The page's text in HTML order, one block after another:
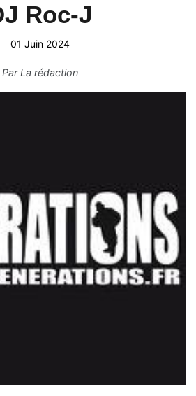
Roc-J
01 Juin 2024
ParLa rédaction